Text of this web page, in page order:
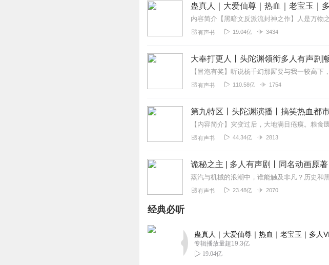
蛊真人｜大爱仙尊｜热血｜老宝玉｜
有声书 19.04亿 3434
大奉打更人丨头陀渊领衔多人有声剧|
有声书 110.58亿 1754
第九特区丨头陀渊演播丨搞笑热血都
有声书 44.34亿 2813
诡秘之主 | 多人有声剧丨同名动画原
有声书 23.48亿 2070
经典必听
蛊真人｜大爱仙尊｜热血｜老宝玉｜多人
专辑播放量超19.3亿
19.04亿